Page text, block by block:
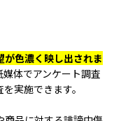
が色濃く映し出されま
体でアンケート調査
実施できます。